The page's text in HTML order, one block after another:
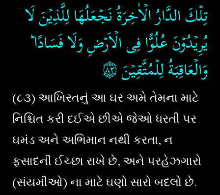
تِلۡكَ الدَّارُ الۡاٰخِرَةُ نَجۡعَلُهَا لِلَّذِيۡنَ لَا
يُرِيۡدُوۡنَ عُلُوًّا فِى الۡاَرۡضِ وَلَا فَسَادًا​ ؕ
وَالۡعَاقِبَةُ لِلۡمُتَّقِيۡنَ۝٨٣
(૮૩) આખિરતનું આ ઘર અમે તેમના માટે
નિશ્ચિત કરી દઈએ છીએ જેઓ ધરતી પર
ઘમંડ અને અભિમાન નથી કરતા, ન
ફસાદની ઈચ્છા રાખે છે, અને પરહેઝગારો
(સંયમીઓ) ના માટે ઘણો સારો બદલો છે.